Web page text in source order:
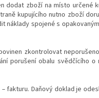
dodat zboží na místo určené
kupujícího nutno zboží
náklady spojené s
zkontrolovat
porušení obalu svědčícího
fakturu. Daňový doklad je